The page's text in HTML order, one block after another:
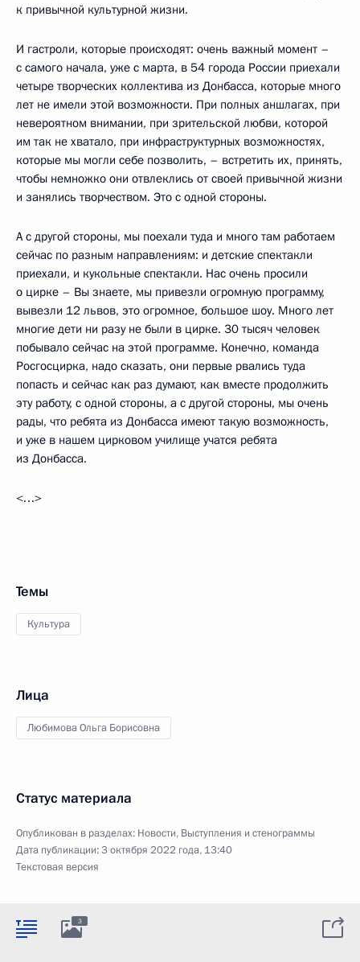
к привычной культурной жизни.
И гастроли, которые происходят: очень важный момент –
с самого начала, уже с марта, в 54 города России приехали
четыре творческих коллектива из Донбасса, которые много
лет не имели этой возможности. При полных аншлагах, при
невероятном внимании, при зрительской любви, которой
им так не хватало, при инфраструктурных возможностях,
которые мы могли себе позволить, – встретить их, принять,
чтобы немножко они отвлеклись от своей привычной жизни
и занялись творчеством. Это с одной стороны.
А с другой стороны, мы поехали туда и много там работаем
сейчас по разным направлениям: и детские спектакли
приехали, и кукольные спектакли. Нас очень просили
о цирке – Вы знаете, мы привезли огромную программу,
вывезли 12 львов, это огромное, большое шоу. Много лет
многие дети ни разу не были в цирке. 30 тысяч человек
побывало сейчас на этой программе. Конечно, команда
Росгосцирка, надо сказать, они первые рвались туда
попасть и сейчас как раз думают, как вместе продолжить
эту работу, с одной стороны, а с другой стороны, мы очень
рады, что ребята из Донбасса имеют такую возможность,
и уже в нашем цирковом училище учатся ребята
из Донбасса.
<…>
Темы
Культура
Лица
Любимова Ольга Борисовна
Статус материала
Опубликован в разделах: Новости, Выступления и стенограммы
Дата публикации:3 октября 2022 года, 13:40
Текстовая версия
3